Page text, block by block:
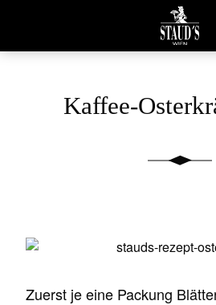
Kaffee-
Zuerst je eine Packung